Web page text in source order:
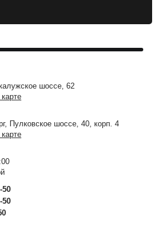
шоссе, 62
Пулковское шоссе, 40, корп. 4
50
50